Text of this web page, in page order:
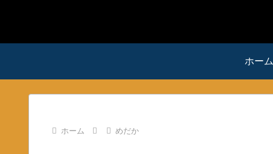
ホーム
ホーム めだか